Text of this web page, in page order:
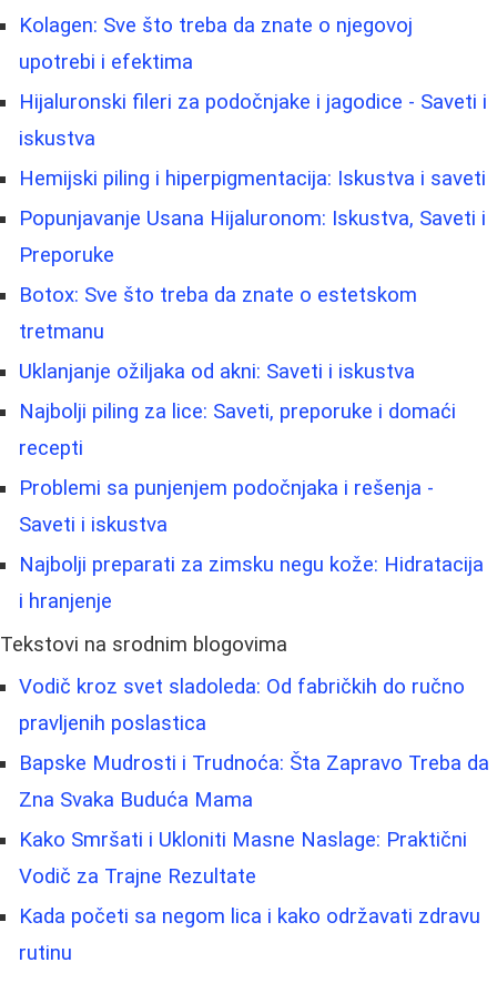
Kolagen: Sve što treba da znate o njegovoj
upotrebi i efektima
Hijaluronski fileri za podočnjake i jagodice - Saveti i
iskustva
Hemijski piling i hiperpigmentacija: Iskustva i saveti
Popunjavanje Usana Hijaluronom: Iskustva, Saveti i
Preporuke
Botox: Sve što treba da znate o estetskom
tretmanu
Uklanjanje ožiljaka od akni: Saveti i iskustva
Najbolji piling za lice: Saveti, preporuke i domaći
recepti
Problemi sa punjenjem podočnjaka i rešenja -
Saveti i iskustva
Najbolji preparati za zimsku negu kože: Hidratacija
i hranjenje
Tekstovi na srodnim blogovima
Vodič kroz svet sladoleda: Od fabričkih do ručno
pravljenih poslastica
Bapske Mudrosti i Trudnoća: Šta Zapravo Treba da
Zna Svaka Buduća Mama
Kako Smršati i Ukloniti Masne Naslage: Praktični
Vodič za Trajne Rezultate
Kada početi sa negom lica i kako održavati zdravu
rutinu